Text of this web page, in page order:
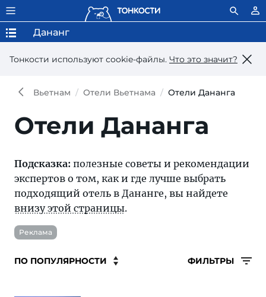
Тонкости используют сookie-файлы. Что это значит?
Дананг
Вьетнам Отели Вьетнама Отели Дананга
Отели Дананга
Подсказка: полезные советы и рекомендации
экспертов о том, как и где лучше выбрать
подходящий отель в Дананге, вы найдете
внизу этой страницы.
Реклама
ФИЛЬТРЫ